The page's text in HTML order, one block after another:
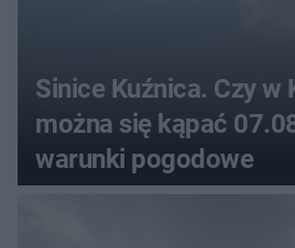
Sinice Kuźnica. Czy w
można się kąpać
warunki pogodowe